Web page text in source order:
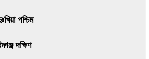
পশ্চিম
দক্ষিণ